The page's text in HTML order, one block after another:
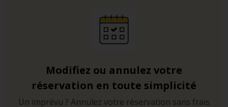
Modifiez ou annulez votre
réservation en toute simplicité
Un imprévu ? Annulez votre réservation sans frais